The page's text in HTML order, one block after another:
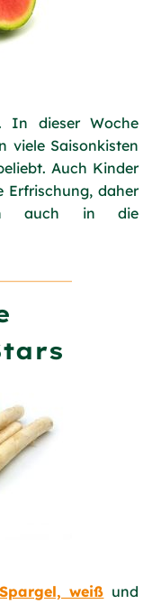
In dieser Woche
viele Saisonkisten
Auch Kinder
Erfrischung, daher
auch in die
Spargel, weiß und